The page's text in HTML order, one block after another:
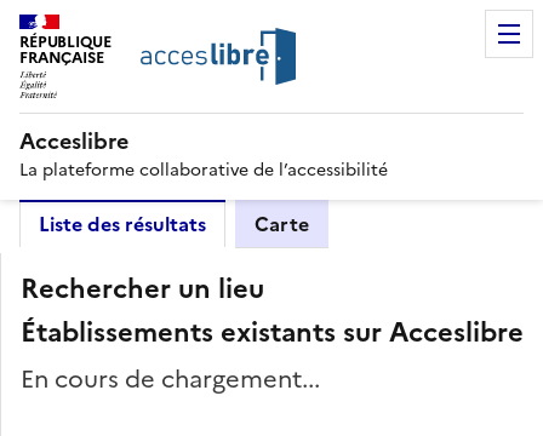
RÉPUBLIQUE
FRANÇAISE
Acceslibre
La plateforme collaborative de l’accessibilité
Liste des résultats Carte
Rechercher un lieu
Établissements existants sur Acceslibre
En cours de chargement...